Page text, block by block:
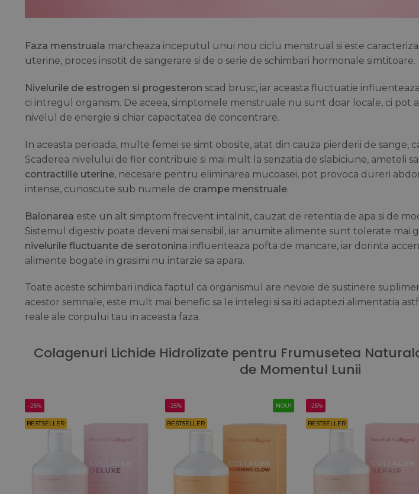
Faza menstruala marcheaza inceputul unui nou ciclu menstrual si este
uterine, proces insotit de sangerare si de o serie de schimbari hormonale simtitoare.
Nivelurile de estrogen si progesteron scad brusc, iar aceasta fluctuatie
ci intregul organism. De aceea, simptomele menstruale nu sunt doar locale, ci pot
nivelul de energie si chiar capacitatea de concentrare.
In aceasta perioada, multe femei se simt obosite, atat din cauza pierderii de sange,
Scaderea nivelului de fier contribuie si mai mult la senzatia de slabiciune, ameteli
contractiile uterine, necesare pentru eliminarea mucoasei, pot provoca dureri
intense, cunoscute sub numele de crampe menstruale.
Balonarea este un alt simptom frecvent intalnit, cauzat de retentia de apa si de
Sistemul digestiv poate deveni mai sensibil, iar anumite alimente sunt tolerate mai
nivelurile fluctuante de serotonina influenteaza pofta de mancare, iar dorinta
alimente bogate in grasimi nu intarzie sa apara.
Toate aceste schimbari indica faptul ca organismul are nevoie de sustinere
acestor semnale, este mult mai benefic sa le intelegi si sa iti adaptezi alimentatia
reale ale corpului tau in aceasta faza.
Colagenuri Lichide Hidrolizate pentru Frumusetea
de Momentul Lunii
-25%
BESTSELLER
-25%
BESTSELLER
NOU! -25%
BESTSELLER